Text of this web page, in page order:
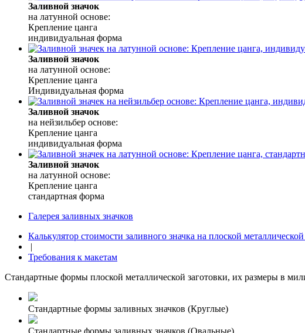
Заливной значок
на латунной основе:
Крепление цанга
индивидуальная форма
Заливной значок
на латунной основе:
Крепление цанга
Индивидуальная форма
Заливной значок
на нейзильбер основе:
Крепление цанга
индивидуальная форма
Заливной значок
на латунной основе:
Крепление цанга
стандартная форма
Галерея заливных значков
Калькулятор стоимости заливного значка на плоской металлической
|
Требования к макетам
Стандартные формы плоской металлической заготовки, их размеры в
Стандартные формы заливных значков (Круглые)
Стандартные формы заливных значков (Овальные)